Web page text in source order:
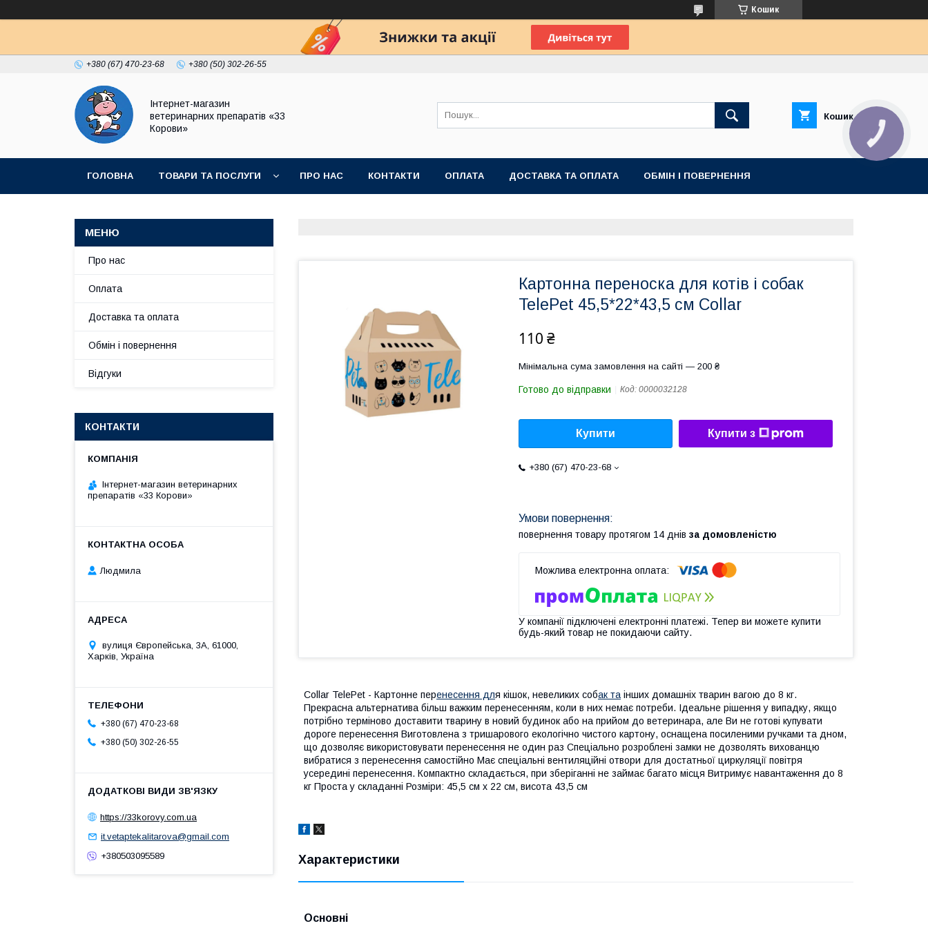
Кошик
+380 (67) 470-23-68 +380 (50) 302-26-55
Інтернет-магазин
ветеринарних препаратів «33
Корови»
Кошик
ГОЛОВНА ТОВАРИ ТА ПОСЛУГИ ПРО НАС КОНТАКТИ ОПЛАТА ДОСТАВКА ТА ОПЛАТА ОБМІН І ПОВЕРНЕННЯ
Картонна переноска для котів і собак
TelePet 45,5*22*43,5 см Collar
110 ₴
Мінімальна сума замовлення на сайті — 200 ₴
Готово до відправки Код: 0000032128
Купити Купити з
+380 (67) 470-23-68
повернення товару протягом 14 днів за домовленістю
У компанії підключені електронні платежі. Тепер ви можете купити
будь-який товар не покидаючи сайту.
Collar TelePet - Картонне перенесення для кішок, невеликих собак та інших домашніх тварин вагою до 8 кг.
Прекрасна альтернатива більш важким перенесенням, коли в них немає потреби. Ідеальне рішення у випадку, якщо
потрібно терміново доставити тварину в новий будинок або на прийом до ветеринара, але Ви не готові купувати
дороге перенесення Виготовлена з тришарового екологічно чистого картону, оснащена посиленими ручками та дном,
що дозволяє використовувати перенесення не один раз Спеціально розроблені замки не дозволять вихованцю
вибратися з перенесення самостійно Має спеціальні вентиляційні отвори для достатньої циркуляції повітря
усередині перенесення. Компактно складається, при зберіганні не займає багато місця Витримує навантаження до 8
кг Проста у складанні Розміри: 45,5 см х 22 см, висота 43,5 см
Характеристики
Основні
Про нас
Оплата
Доставка та оплата
Обмін і повернення
Відгуки
КОНТАКТИ
Інтернет-магазин ветеринарних
препаратів «33 Корови»
Людмила
вулиця Європейська, 3А, 61000,
Харків, Україна
+380 (67) 470-23-68
+380 (50) 302-26-55
https://33korovy.com.ua
it.vetaptekalitarova@gmail.com
+380503095589
КНОПКА
ЗВ'ЯЗКУ